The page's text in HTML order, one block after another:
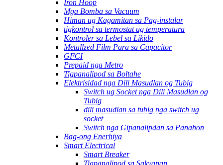
Iron Hoop
Mga Bomba sa Vacuum
Himan ug Kagamitan sa Pag-instalar
tigkontrol sa termostat ug temperatura
Kontroler sa Lebel sa Likido
Metallzed Film Para sa Capacitor
GFCI
Prepaid nga Metro
Tigpanalipod sa Boltahe
Elektrisidad nga Dili Masudlan og Tubig
Switch ug Socket nga Dili Masudlan og
Tubig
dili masudlan sa tubig nga switch ug
socket
Switch nga Gipanalipdan sa Panahon
Bag-ong Enerhiya
Smart Electrical
Smart Breaker
Tigpanalipod sa Sakyanan